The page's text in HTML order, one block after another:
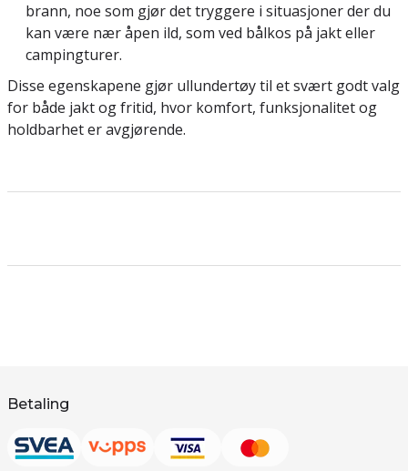
brann, noe som gjør det tryggere i situasjoner der du
kan være nær åpen ild, som ved bålkos på jakt eller
campingturer.
Disse egenskapene gjør ullundertøy til et svært godt valg
for både jakt og fritid, hvor komfort, funksjonalitet og
holdbarhet er avgjørende.
Betaling